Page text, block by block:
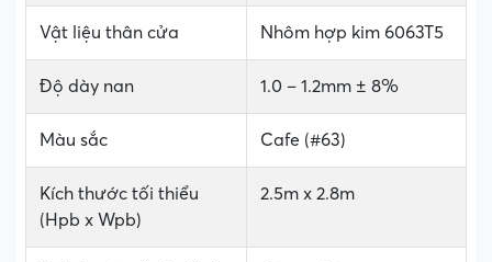
Vật liệu thân cửa Nhôm hợp kim 6063T5
Độ dày nan 1.0 – 1.2mm ± 8%
Màu sắc Cafe (#63)
Kích thước tối thiểu
(Hpb x Wpb)
2.5m x 2.8m